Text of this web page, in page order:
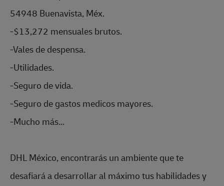
54948 Buenavista, Méx.
-$13,272 mensuales brutos.
-Vales de despensa.
-Utilidades.
-Seguro de vida.
-Seguro de gastos medicos mayores.
-Mucho más...
DHL México, encontrarás un ambiente que te
desafiará a desarrollar al máximo tus habilidades y